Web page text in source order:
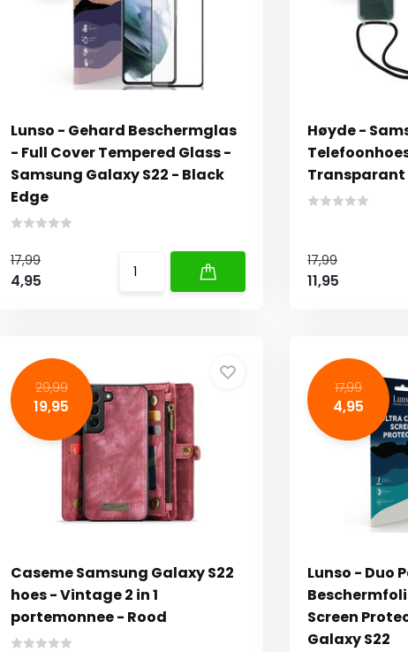
Lunso - Gehard Beschermglas
- Full Cover Tempered Glass -
Samsung Galaxy S22 - Black
Edge
17,99
4,95
Høyde -
Transparant
17,99
11,95
29,99
19,95
Caseme Samsung Galaxy S22
hoes - Vintage 2 in 1
portemonnee - Rood
17,99
4,95
Lunso - Duo
Screen
Galaxy S22